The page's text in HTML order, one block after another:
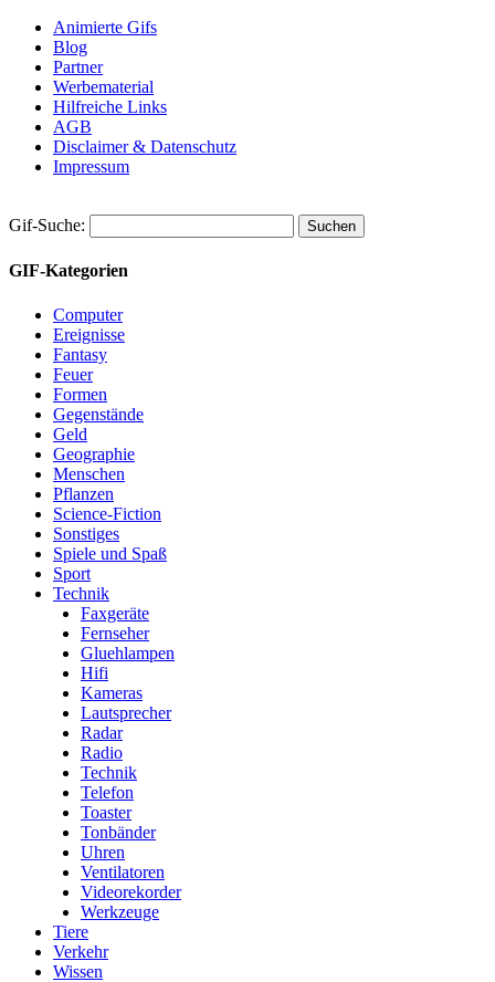
Animierte Gifs
Blog
Partner
Werbematerial
Hilfreiche Links
AGB
Disclaimer & Datenschutz
Impressum
Gif-Suche:
GIF-Kategorien
Computer
Ereignisse
Fantasy
Feuer
Formen
Gegenstände
Geld
Geographie
Menschen
Pflanzen
Science-Fiction
Sonstiges
Spiele und Spaß
Sport
Technik
Faxgeräte
Fernseher
Gluehlampen
Hifi
Kameras
Lautsprecher
Radar
Radio
Technik
Telefon
Toaster
Tonbänder
Uhren
Ventilatoren
Videorekorder
Werkzeuge
Tiere
Verkehr
Wissen